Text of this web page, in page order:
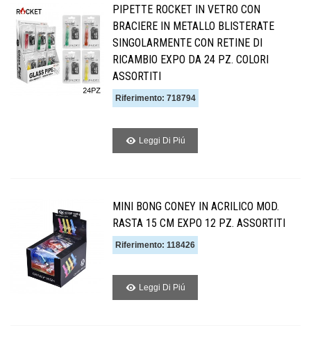
PIPETTE ROCKET IN VETRO CON
BRACIERE IN METALLO BLISTERATE
SINGOLARMENTE CON RETINE DI
RICAMBIO EXPO DA 24 PZ. COLORI
ASSORTITI
Riferimento: 718794
Leggi Di Piú
MINI BONG CONEY IN ACRILICO MOD.
RASTA 15 CM EXPO 12 PZ. ASSORTITI
Riferimento: 118426
Leggi Di Piú